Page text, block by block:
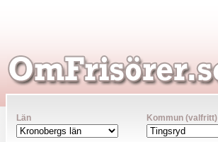
Län Kommun (valfritt)